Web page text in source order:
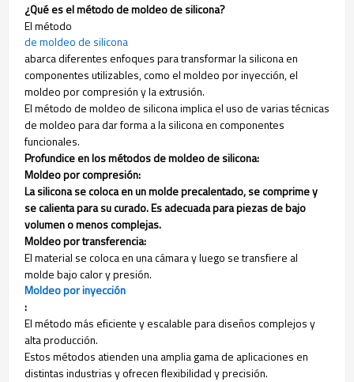
¿Qué es el método de moldeo de silicona?
El método
de moldeo de silicona
abarca diferentes enfoques para transformar la silicona en
componentes utilizables, como el moldeo por inyección, el
moldeo por compresión y la extrusión.
El método de moldeo de silicona implica el uso de varias técnicas
de moldeo para dar forma a la silicona en componentes
funcionales.
Profundice en los métodos de moldeo de silicona:
Moldeo por compresión:
La silicona se coloca en un molde precalentado, se comprime y
se calienta para su curado. Es adecuada para piezas de bajo
volumen o menos complejas.
Moldeo por transferencia:
El material se coloca en una cámara y luego se transfiere al
molde bajo calor y presión.
Moldeo por inyección
:
El método más eficiente y escalable para diseños complejos y
alta producción.
Estos métodos atienden una amplia gama de aplicaciones en
distintas industrias y ofrecen flexibilidad y precisión.